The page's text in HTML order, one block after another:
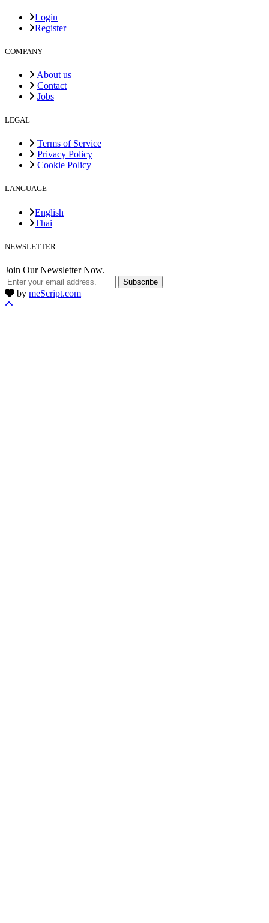
Login
Register
COMPANY
About us
Contact
Jobs
LEGAL
Terms of Service
Privacy Policy
Cookie Policy
LANGUAGE
English
Thai
NEWSLETTER
Join Our Newsletter Now.
Subscribe
by meScript.com